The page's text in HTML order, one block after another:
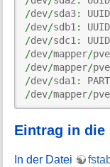
/dev/sda3: UUID
/dev/sdb1 : UUID
/dev/sdc1 : UUID
/dev/mapper/pve
/dev/mapper/pve
/dev/sda1 :
/dev/mapper/pve
Eintrag in die
In der Datei